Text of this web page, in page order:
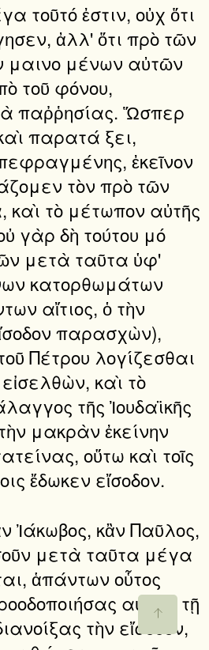
τοῦτό ἐστιν, οὐχ ὅτι
ἀλλ' ὅτι πρὸ τῶν
μένων αὐτῶν
τοῦ φόνου,
παῤῥησίας. Ὥσπερ
παρατά ξει,
ἐκεῖνον
τὸν πρὸ τῶν
τὸ μέτωπον αὐτῆς
γὰρ δὴ τούτου μό
μετὰ ταῦτα ὑφ'
κατορθωμάτων
αἴτιος, ὁ τὴν
παρασχὼν),
Πέτρου λογίζεσθαι
καὶ τὸ
τῆς Ἰουδαϊκῆς
μακρὰν ἐκείνην
οὕτω καὶ τοῖς
ἔδωκεν εἴσοδον.
Ἰάκωβος, κἂν Παῦλος,
μετὰ ταῦτα μέγα
ἁπάντων οὗτος
αὐτῶν τῇ
τὴν εἴσοδον,